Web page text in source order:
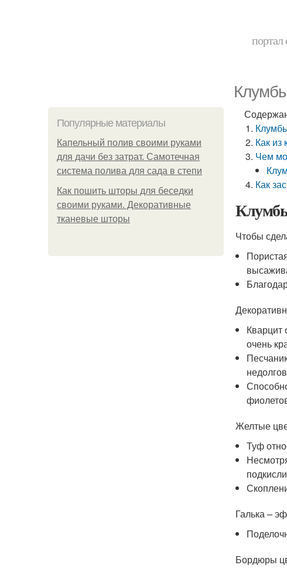
портал
Популярные материалы
Капельный полив своими руками
для дачи без затрат. Самотечная
система полива для сада в степи
Как пошить шторы для беседки
своими руками. Декоративные
тканевые шторы
Как из
Чем
Как
Чтобы
Кварцит
очень
Желтые
Туф
Галька –
Бордюры